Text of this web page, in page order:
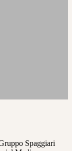
Spaggiari